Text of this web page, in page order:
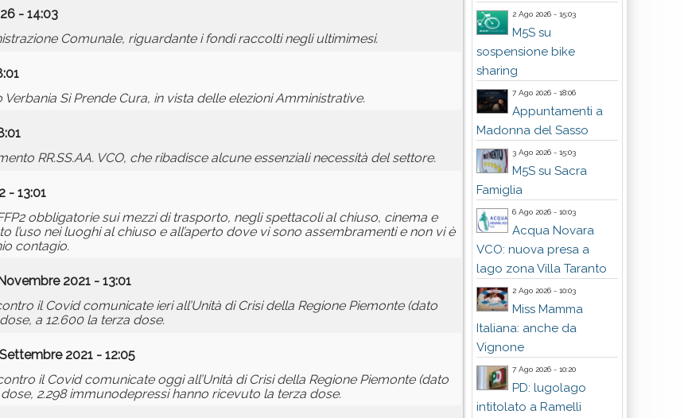
- 14:03
Comunale, riguardante i fondi raccolti negli ultimimesi.
Si Prende Cura, in vista delle elezioni Amministrative.
RR.SS.AA. VCO, che ribadisce alcune essenziali necessità del settore.
- 13:01
obbligatorie sui mezzi di trasporto, negli spettacoli al chiuso, cinema e
l’uso nei luoghi al chiuso e all’aperto dove vi sono assembramenti e non vi è
contagio.
2021 - 13:01
il Covid comunicate ieri all’Unità di Crisi della Regione Piemonte (dato
a 12.600 la terza dose.
2021 - 12:05
il Covid comunicate oggi all’Unità di Crisi della Regione Piemonte (dato
2.298 immunodepressi hanno ricevuto la terza dose.
2 Ago 2026 - 15:03
M5S su
sospensione bike
sharing
7 Ago 2026 - 18:06
Appuntamenti a
Madonna del Sasso
3 Ago 2026 - 15:03
M5S su Sacra
Famiglia
6 Ago 2026 - 10:03
Acqua Novara
VCO: nuova presa a
lago zona Villa Taranto
2 Ago 2026 - 10:03
Miss Mamma
Italiana: anche da
Vignone
7 Ago 2026 - 10:20
PD: lugolago
intitolato a Ramelli